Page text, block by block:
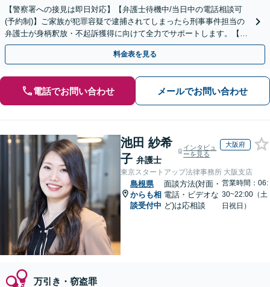
【警察署への接見は即日対応】【弁護士待機中/当日中の電話相談可
(予約制)】ご家族が犯罪容疑で逮捕されてしまったら刑事事件担当の
弁護士が身柄釈放・不起訴獲得に向けて全力でサポートします。【毎
月100名以上の相談実績】【全国対応】
料金表を見る
電話でお問い合わせ メールでお問い合わせ
池田 紗希
子 弁護士
インタビュ
ーを見る
大阪府
東京スタートアップ法律事務所 大阪支店
島根県
からも相
談受付中
面談方法(対面・
電話・ビデオな
ど)は応相談
営業時間：06:
30~22:00（土
日祝日）
万引き・窃盗罪